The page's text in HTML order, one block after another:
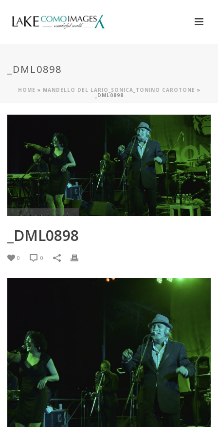
_DML0898
HOME » MANDELLO DEL LARIO_SONICA_TONINO CAROTONE »
_DML0898
_DML0898
0 0